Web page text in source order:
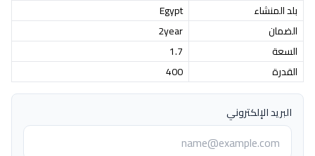
بلد المنشاء
Egypt
الضمان
2year
السعة
1.7
القدرة
400
البريد الإلكتروني